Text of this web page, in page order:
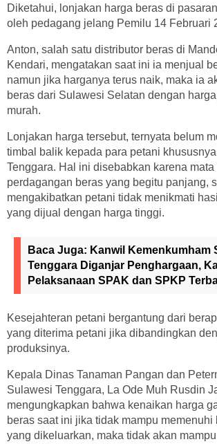
Diketahui, lonjakan harga beras di
oleh pedagang jelang Pemilu 14 Februari
Anton, salah satu distributor beras di
Kendari, mengatakan saat ini ia menjual
namun jika harganya terus naik, maka ia
beras dari Sulawesi Selatan dengan
murah.
Lonjakan harga tersebut, ternyata belum
timbal balik kepada para petani
Tenggara. Hal ini disebabkan karena mata
perdagangan beras yang begitu panjang,
mengakibatkan petani tidak menikmati
yang dijual dengan harga tinggi.
Baca Juga: Kanwil Kemenkumham
Tenggara Diganjar Penghargaan,
Pelaksanaan SPAK dan SPKP
Kesejahteran petani bergantung dari
yang diterima petani jika dibandingkan
produksinya.
Kepala Dinas Tanaman Pangan dan
Sulawesi Tenggara, La Ode Muh Rusdin
mengungkapkan bahwa kenaikan harga
beras saat ini jika tidak mampu memenuhi
yang dikeluarkan, maka tidak akan